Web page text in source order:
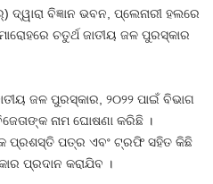
ବିଜ୍ଞାନ ଭବନ, ପ୍ଲେନାରୀ ହଲରେ
ଚତୁର୍ଥ ଜାତୀୟ ଜଳ ପୁରସ୍କାର
ଜଳ ପୁରସ୍କାର, ୨୦୨୨ ପାଇଁ ବିଭାଗ
ନାମ ଘୋଷଣା କରିଛି ।
ପ୍ରଶସ୍ତି ପତ୍ର ଏବଂ ଟ୍ରଫି ସହିତ କିଛି
ପ୍ରଦାନ କରାଯିବ ।